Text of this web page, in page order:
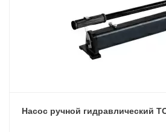
Насос ручной гидравлический